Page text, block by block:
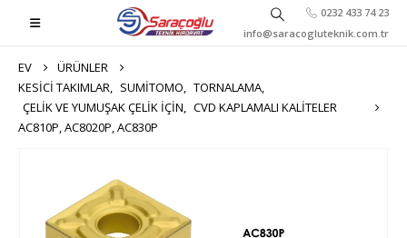
0232 433 74 23
info@saracogluteknik.com.tr
EV
ÜRÜNLER
KESICI TAKIMLAR, SUMITOMO, TORNALAMA,
ÇELIK VE YUMUŞAK ÇELIK İÇIN, CVD KAPLAMALI KALITELER
AC810P, AC8020P, AC830P